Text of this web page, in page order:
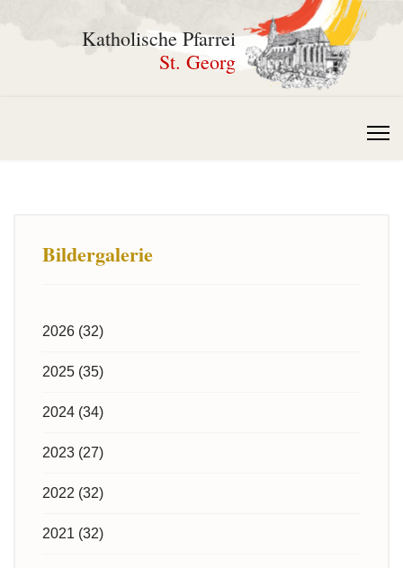
Katholische Pfarrei
St. Georg
Bildergalerie
2026 (32)
2025 (35)
2024 (34)
2023 (27)
2022 (32)
2021 (32)